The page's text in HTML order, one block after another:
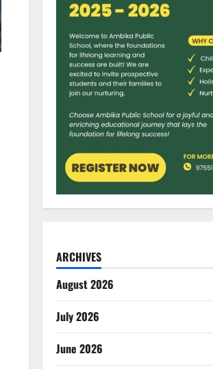
ARCHIVES
August 2026
July 2026
June 2026